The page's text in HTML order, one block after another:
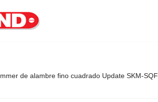
de alambre fino cuadrado Update SKM-SQF